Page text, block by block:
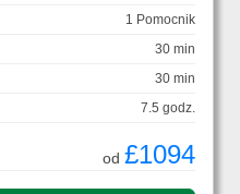
1 Pomocnik
30 min
30 min
7.5 godz.
od £1094